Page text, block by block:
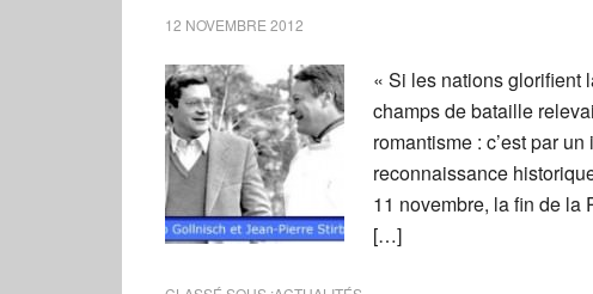
12 NOVEMBRE 2012
« Si les nations glorifient
champs de bataille
romantisme : c’est par
reconnaissance
11 novembre, la fin de la
[…]